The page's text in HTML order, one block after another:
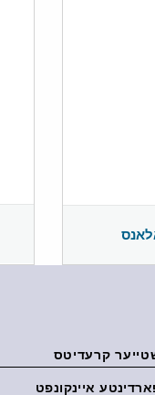
קרעדיטס
איינקונפט